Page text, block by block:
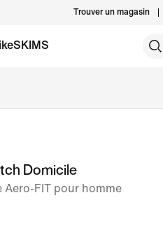
Trouver un magasin
Domicile
Aero-FIT pour homme